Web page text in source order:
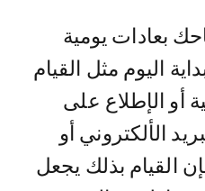
بعادات يومية
اليوم مثل القيام
أو الإطلاع على
الألكتروني أو
القيام بذلك يجعل